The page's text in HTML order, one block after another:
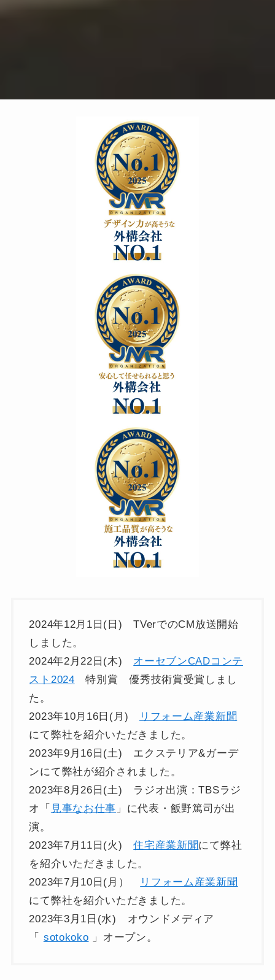
2024年12月1日(日) TVerでのCM放送開始
しました。
2024年2月22日(木) オーセブンCADコンテ
スト2024 特別賞 優秀技術賞受賞しまし
た。
2023年10月16日(月)
リフォーム産業新聞
にて弊社を紹介いただきました。
2023年9月16日(土) エクステリア&ガーデ
ンにて弊社が紹介されました。
2023年8月26日(土) ラジオ出演：TBSラジ
オ「 見事なお仕事 」に代表・飯野篤司が出
演。
2023年7月11日(火)住宅産業新聞にて弊社
を紹介いただきました。
2023年7月10日(月）
リフォーム産業新聞
にて弊社を紹介いただきました。
2023年3月1日(水) オウンドメディア
「 sotokoko 」オープン。